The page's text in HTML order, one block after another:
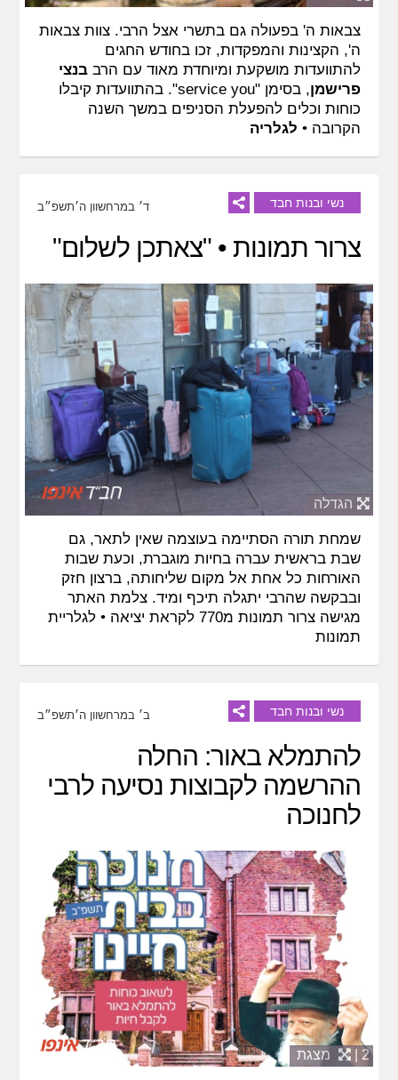
צבאות ה' בפעולה גם בתשרי אצל הרבי. צוות צבאות
ה', הקצינות והמפקדות, זכו בחודש החגים
להתוועדות מושקעת ומיוחדת מאוד עם הרבבנצי
פרישמן
, בסימן "service you". בהתוועדות קיבלו
כוחות וכלים להפעלת הסניפים במשך השנה
הקרובה • לגלריה
נשי ובנות חבד ד׳ במרחשוון ה׳תשפ״ב
צרור תמונות • "צאתכן לשלום"
הגדלה
שמחת תורה הסתיימה בעוצמה שאין לתאר, גם
שבת בראשית עברה בחיות מוגברת, וכעת שבות
האורחות כל אחת אל מקום שליחותה, ברצון חזק
ובבקשה שהרבי יתגלה תיכף ומיד. צלמת האתר
מגישה צרור תמונות מ770 לקראת יציאה •
לגלריית
תמונות
נשי ובנות חבד ב׳ במרחשוון ה׳תשפ״ב
להתמלא באור: החלה
ההרשמה לקבוצות נסיעה לרבי
לחנוכה
2 | מצגת